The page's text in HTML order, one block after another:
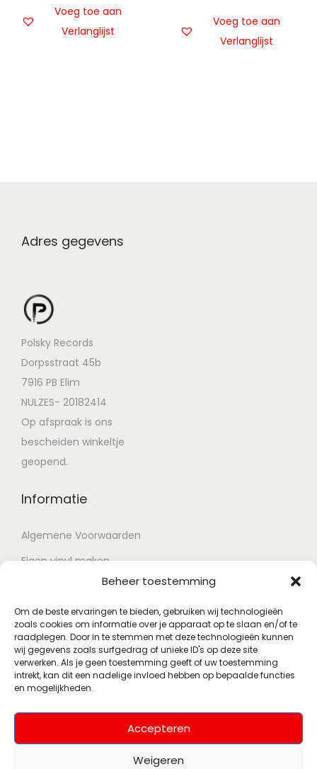
Beheer toestemming
Om de beste ervaringen te bieden, gebruiken wij technologieën
zoals cookies om informatie over je apparaat op te slaan en/of te
raadplegen. Door in te stemmen met deze technologieën kunnen
wij gegevens zoals surfgedrag of unieke ID's op deze site
verwerken. Als je geen toestemming geeft of uw toestemming
intrekt, kan dit een nadelige invloed hebben op bepaalde functies
en mogelijkheden.
Accepteren
Weigeren
Voeg toe aan
Verlanglijst
Voeg toe aan
Verlanglijst
Adres gegevens
Polsky Records
Dorpsstraat 45b
7916 PB Elim
NULZES- 20182414
Op afspraak is ons
bescheiden winkeltje
geopend.
Informatie
Algemene Voorwaarden
Eigen vinyl maken
Retour voorwaarden
Contact
Account
Mijn account
Wenslijst